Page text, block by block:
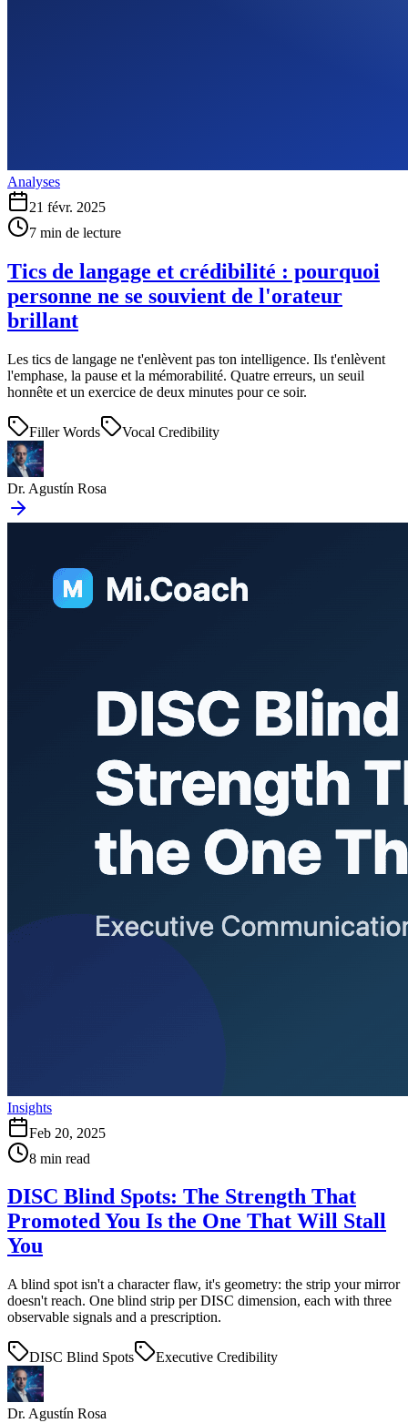
Analyses
21 févr. 2025
7 min de lecture
Tics de langage et crédibilité : pourquoi
personne ne se souvient de l'orateur
brillant
Les tics de langage ne t'enlèvent pas ton intelligence. Ils t'enlèvent
l'emphase, la pause et la mémorabilité. Quatre erreurs, un seuil
honnête et un exercice de deux minutes pour ce soir.
Filler Words Vocal Credibility
Dr. Agustín Rosa
Insights
Feb 20, 2025
8 min read
DISC Blind Spots: The Strength That
Promoted You Is the One That Will Stall
You
A blind spot isn't a character flaw, it's geometry: the strip your mirror
doesn't reach. One blind strip per DISC dimension, each with three
observable signals and a prescription.
DISC Blind Spots Executive Credibility
Dr. Agustín Rosa